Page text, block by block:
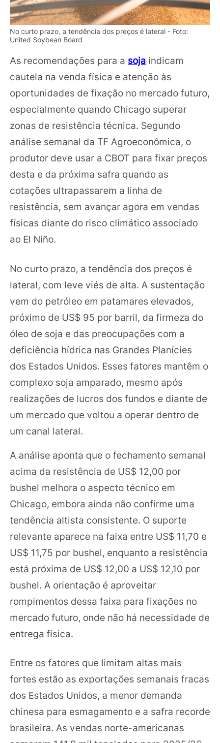
No curto prazo, a tendência dos preços é lateral - Foto:
United Soybean Board
As recomendações para a soja indicam
cautela na venda física e atenção às
oportunidades de fixação no mercado futuro,
especialmente quando Chicago superar
zonas de resistência técnica. Segundo
análise semanal da TF Agroeconômica, o
produtor deve usar a CBOT para fixar preços
desta e da próxima safra quando as
cotações ultrapassarem a linha de
resistência, sem avançar agora em vendas
físicas diante do risco climático associado
ao El Niño.
No curto prazo, a tendência dos preços é
lateral, com leve viés de alta. A sustentação
vem do petróleo em patamares elevados,
próximo de US$ 95 por barril, da firmeza do
óleo de soja e das preocupações com a
deficiência hídrica nas Grandes Planícies
dos Estados Unidos. Esses fatores mantêm o
complexo soja amparado, mesmo após
realizações de lucros dos fundos e diante de
um mercado que voltou a operar dentro de
um canal lateral.
A análise aponta que o fechamento semanal
acima da resistência de US$ 12,00 por
bushel melhora o aspecto técnico em
Chicago, embora ainda não confirme uma
tendência altista consistente. O suporte
relevante aparece na faixa entre US$ 11,70 e
US$ 11,75 por bushel, enquanto a resistência
está próxima de US$ 12,00 a US$ 12,10 por
bushel. A orientação é aproveitar
rompimentos dessa faixa para fixações no
mercado futuro, onde não há necessidade de
entrega física.
Entre os fatores que limitam altas mais
fortes estão as exportações semanais fracas
dos Estados Unidos, a menor demanda
chinesa para esmagamento e a safra recorde
brasileira. As vendas norte-americanas